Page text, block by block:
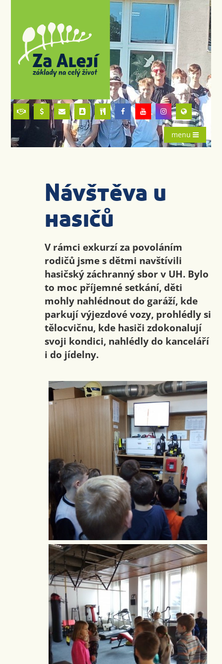
menu
Návštěva u
hasičů
V rámci exkurzí za povoláním
rodičů jsme s dětmi navštívili
hasičský záchranný sbor v UH. Bylo
to moc příjemné setkání, děti
mohly nahlédnout do garáží, kde
parkují výjezdové vozy, prohlédly si
tělocvičnu, kde hasiči zdokonalují
svoji kondici, nahlédly do kanceláří
i do jídelny.